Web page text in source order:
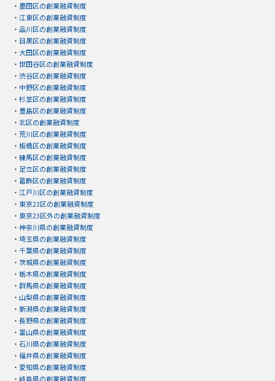
・ 墨田区の創業融資制度
・ 江東区の創業融資制度
・ 品川区の創業融資制度
・ 目黒区の創業融資制度
・ 大田区の創業融資制度
・ 世田谷区の創業融資制度
・ 渋谷区の創業融資制度
・ 中野区の創業融資制度
・ 杉並区の創業融資制度
・ 豊島区の創業融資制度
・ 北区の創業融資制度
・ 荒川区の創業融資制度
・ 板橋区の創業融資制度
・ 練馬区の創業融資制度
・ 足立区の創業融資制度
・ 葛飾区の創業融資制度
・ 江戸川区の創業融資制度
・ 東京23区の創業融資制度
・ 東京23区外の創業融資制度
・ 神奈川県の創業融資制度
・ 埼玉県の創業融資制度
・ 千葉県の創業融資制度
・ 茨城県の創業融資制度
・ 栃木県の創業融資制度
・ 群馬県の創業融資制度
・ 山梨県の創業融資制度
・ 新潟県の創業融資制度
・ 長野県の創業融資制度
・ 富山県の創業融資制度
・ 石川県の創業融資制度
・ 福井県の創業融資制度
・ 愛知県の創業融資制度
・ 岐阜県の創業融資制度